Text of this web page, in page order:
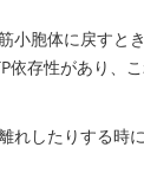
小胞体に戻すと
依存性があり、
れしたりする時